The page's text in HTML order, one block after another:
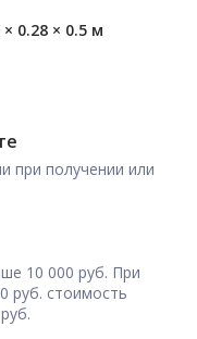
× 0.28 × 0.5 м
при получении или
10 000 руб. При
руб. стоимость